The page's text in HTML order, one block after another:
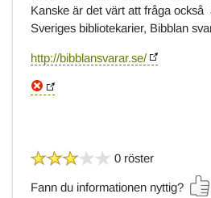
Kanske är det värt att fråga också
Sveriges bibliotekarier, Bibblan
http://bibblansvarar.se/
0 röster
Fann du informationen nyttig?